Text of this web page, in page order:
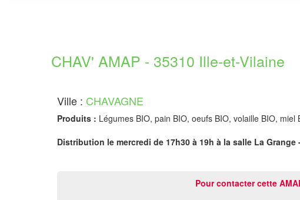
CHAV' AMAP - 35310 Ille-et-Vilaine
Ville : CHAVAGNE
Produits : Légumes BIO, pain BIO, oeufs BIO, volaille BIO, miel
Distribution le mercredi de 17h30 à 19h à la salle La Grange
Pour contacter cette